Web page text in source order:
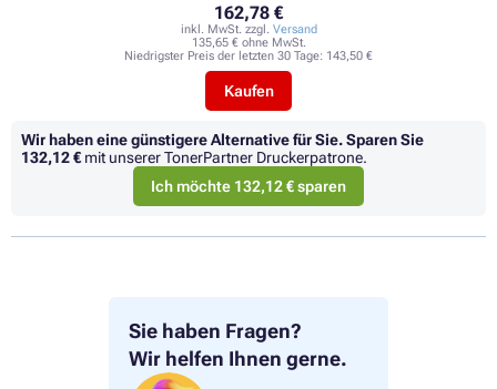
Sie haben Fragen?
Wir helfen Ihnen gerne.
162,78 €
inkl. MwSt. zzgl. Versand
135,65 € ohne MwSt.
Niedrigster Preis der letzten 30 Tage: 143,50 €
Kaufen
Wir haben eine günstigere Alternative für Sie.Sparen Sie
132,12 € mit unserer TonerPartner Druckerpatrone.
Ich möchte 132,12 € sparen